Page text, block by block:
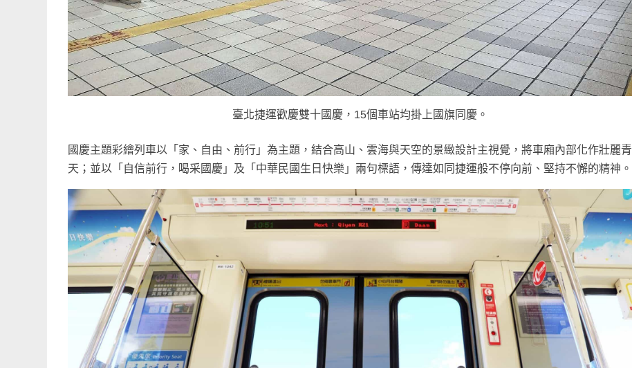
臺北捷運歡慶雙十國慶，15個車站均掛上國旗同慶。
國慶主題彩繪列車以「家、自由、前行」為主題，結合高山、雲海與天空的景緻設計主視覺，將車廂內部化作壯麗青
天；並以「自信前行，喝采國慶」及「中華民國生日快樂」兩句標語，傳達如同捷運般不停向前、堅持不懈的精神。